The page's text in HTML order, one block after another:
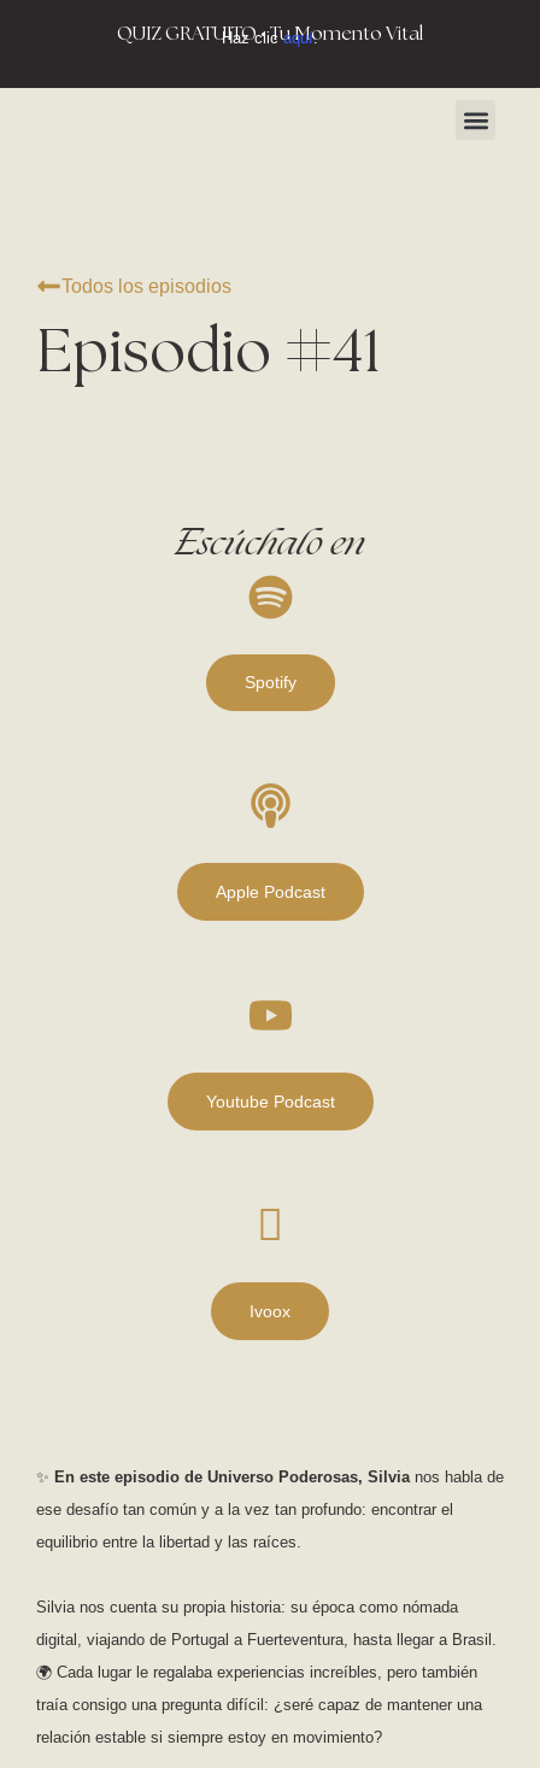
QUIZ GRATUITO • Tu Momento Vital
Haz clicaquí.
Todos los episodios
Episodio #41
Escúchalo en
Spotify
Apple Podcast
Youtube Podcast
Ivoox
✨ En este episodio de Universo Poderosas, Silvia nos habla de
ese desafío tan común y a la vez tan profundo: encontrar el
equilibrio entre la libertad y las raíces.
Silvia nos cuenta su propia historia: su época como nómada
digital, viajando de Portugal a Fuerteventura, hasta llegar a Brasil.
🌍 Cada lugar le regalaba experiencias increíbles, pero también
traía consigo una pregunta difícil: ¿seré capaz de mantener una
relación estable si siempre estoy en movimiento?